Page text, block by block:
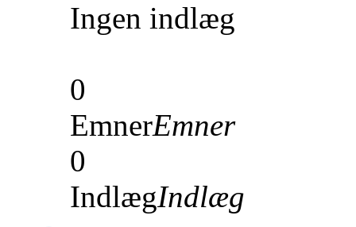
Ingen indlæg
0
EmnerEmner
0
IndlægIndlæg